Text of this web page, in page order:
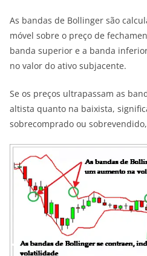
As bandas de Bollinger são
móvel sobre o preço de
banda superior e a banda
no valor do ativo subjacente.
Se os preços ultrapassam as
altista quanto na baixista,
sobrecomprado ou